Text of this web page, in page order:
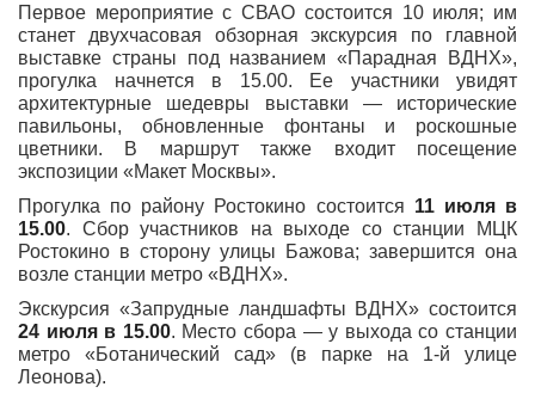
Первое мероприятие с СВАО состоится 10 июля; им
станет двухчасовая обзорная экскурсия по главной
выставке страны под названием «Парадная ВДНХ»,
прогулка начнется в 15.00. Ее участники увидят
архитектурные шедевры выставки — исторические
павильоны, обновленные фонтаны и роскошные
цветники. В маршрут также входит посещение
экспозиции «Макет Москвы».
Прогулка по району Ростокино состоится 11 июля в
15.00. Сбор участников на выходе со станции МЦК
Ростокино в сторону улицы Бажова; завершится она
возле станции метро «ВДНХ».
Экскурсия «Запрудные ландшафты ВДНХ» состоится
24 июля в 15.00. Место сбора — у выхода со станции
метро «Ботанический сад» (в парке на 1-й улице
Леонова).